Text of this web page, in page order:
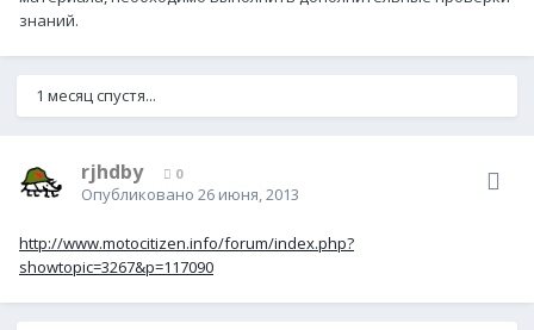
знаний.
1 месяц спустя...
rjhdby 0
Опубликовано 26 июня, 2013
http://www.motocitizen.info/forum/index.php?
showtopic=3267&p=117090